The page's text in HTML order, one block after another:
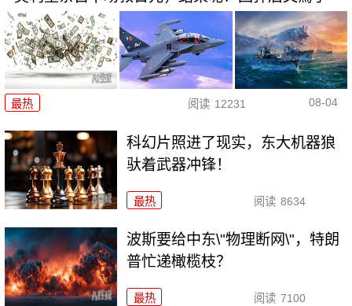
最热 阅读 12231 08-04
科幻片照进了现实，东大机器狼
驮着武器冲锋！
最热 阅读 8634
波斯要给中东\"物理断网\"，特朗
普忙递橄榄枝？
最热 阅读 7100